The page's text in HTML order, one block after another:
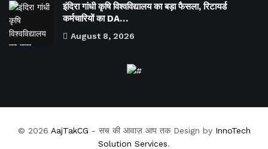
इंदिरा गांधी कृषि विश्वविद्यालय का बड़ा फैसला, रिटायर्ड
कर्मचारियों का DA…
August 8, 2026
© 2026 AajTakCG - सच की आवाज़ आप तक Design by InnoTech
Solution Services.